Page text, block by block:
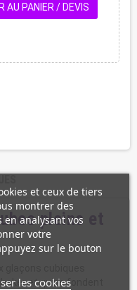
AU PANIER / DEVIS
pleins et
cubiques
et quine fondent
et ceux de tiers
montrer des
analysant vos
votre
sur le bouton
les cookies